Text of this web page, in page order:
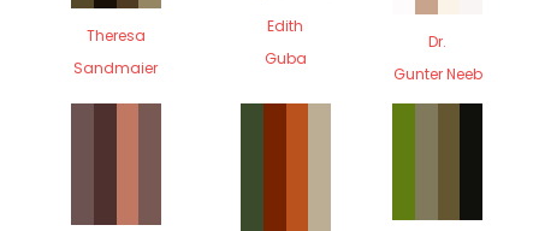
Theresa
Sandmaier
Edith
Guba
Dr.
Gunter Neeb